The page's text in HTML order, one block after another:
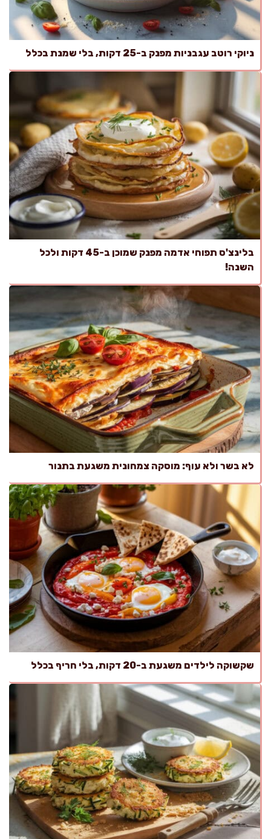
ניוקי רוטב עגבניות מפנק ב-25 דקות, בלי שמנת בכלל
בלינצ'ס תפוחי אדמה מפנק שמוכן ב-45 דקות ולכל
השנה!
לא בשר ולא עוף: מוסקה צמחונית משגעת בתנור
שקשוקה לילדים משגעת ב-20 דקות, בלי חריף בכלל